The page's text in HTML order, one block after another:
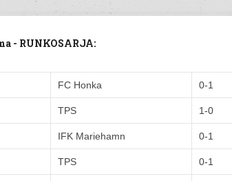
- RUNKOSARJA:
FC Honka 0-1
TPS 1-0
IFK Mariehamn 0-1
TPS 0-1